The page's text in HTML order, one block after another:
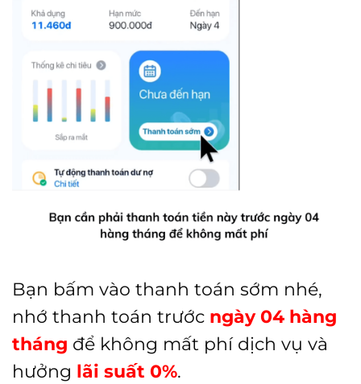
Bạn bấm vào thanh toán sớm nhé,
nhớ thanh toán trước ngày 04 hàng
tháng để không mất phí dịch vụ và
hưởng lãi suất 0%.